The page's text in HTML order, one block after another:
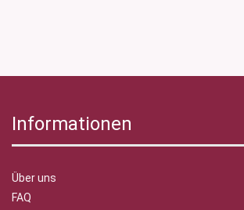
Informationen
Über uns
FAQ